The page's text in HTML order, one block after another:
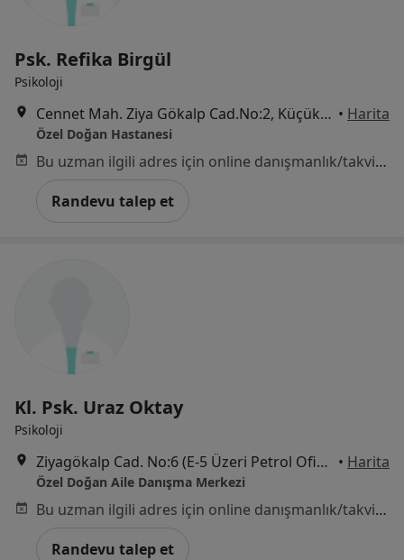
Psk. Refika Birgül
Psikoloji
Cennet Mah. Ziya Gökalp Cad.No:2, Küçükçekmece • Harita
Özel Doğan Hastanesi
Bu uzman ilgili adres için online danışmanlık/takvim sunmuyor.
Randevu talep et
Kl. Psk. Uraz Oktay
Psikoloji
Ziyagökalp Cad. No:6 (E-5 Üzeri Petrol Ofisi Arkası, Küçükçekmece • Harita
Özel Doğan Aile Danışma Merkezi
Bu uzman ilgili adres için online danışmanlık/takvim sunmuyor.
Randevu talep et